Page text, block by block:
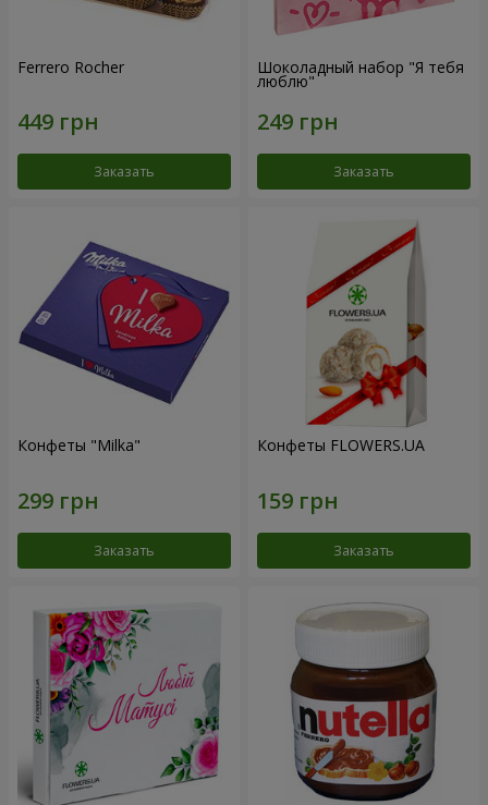
Ferrero Rocher
Заказать
Шоколадный набор "Я тебя
люблю"
Заказать
Конфеты "Milka"
Заказать
Конфеты FLOWERS.UA
Заказать